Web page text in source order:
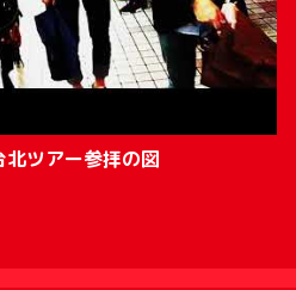
ツアー参拝の図